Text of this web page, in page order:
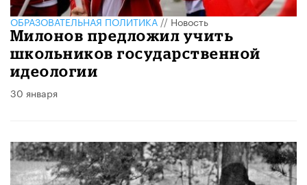
ОБРАЗОВАТЕЛЬНАЯ ПОЛИТИКА//Новость
Милонов предложил учить
школьников государственной
идеологии
30 января